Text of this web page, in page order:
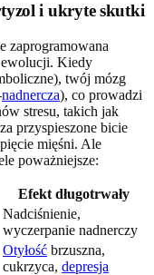
i ukryte skutki
zaprogramowana
ewolucji. Kiedy
twój mózg
nadnercza), co prowadzi
stresu, takich jak
przyspieszone bicie
mięśni. Ale
poważniejsze:
Efekt długotrwały
Nadciśnienie,
wyczerpanie nadnerczy
Otyłość brzuszna,
cukrzyca, depresja